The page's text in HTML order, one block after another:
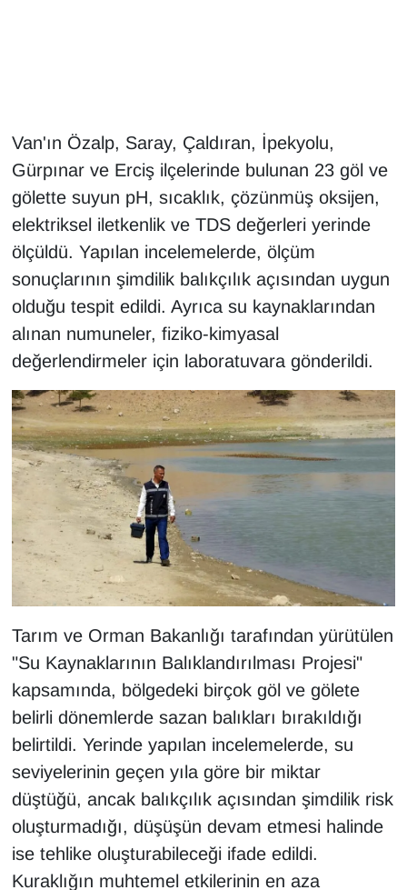
Van'ın Özalp, Saray, Çaldıran, İpekyolu,
Gürpınar ve Erciş ilçelerinde bulunan 23 göl ve
gölette suyun pH, sıcaklık, çözünmüş oksijen,
elektriksel iletkenlik ve TDS değerleri yerinde
ölçüldü. Yapılan incelemelerde, ölçüm
sonuçlarının şimdilik balıkçılık açısından uygun
olduğu tespit edildi. Ayrıca su kaynaklarından
alınan numuneler, fiziko-kimyasal
değerlendirmeler için laboratuvara gönderildi.
Tarım ve Orman Bakanlığı tarafından yürütülen
"Su Kaynaklarının Balıklandırılması Projesi"
kapsamında, bölgedeki birçok göl ve gölete
belirli dönemlerde sazan balıkları bırakıldığı
belirtildi. Yerinde yapılan incelemelerde, su
seviyelerinin geçen yıla göre bir miktar
düştüğü, ancak balıkçılık açısından şimdilik risk
oluşturmadığı, düşüşün devam etmesi halinde
ise tehlike oluşturabileceği ifade edildi.
Kuraklığın muhtemel etkilerinin en aza
HABERDE İNSAN
İngilizce
Kadın
Kamu Alımları
Kim Kimdir?
Kültür & Sanat
KURDÎ
MAGAZİN
MEDYA
ONE EKONOMİ
POLİTİKA
Resmi İlanlar
RÖPORTAJ
SAĞLIK
Seri İlan
Sinema - TV
SİYASET